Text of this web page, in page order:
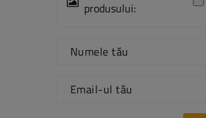
produsului:
Numele tău
Email-ul tău